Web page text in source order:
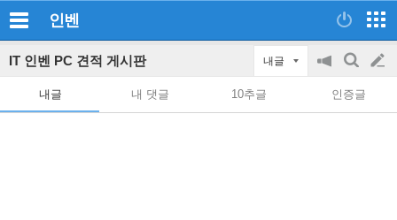
인벤
IT 인벤 PC 견적 게시판 내글
공
on/off
검
색
글
쓰
내글 내 댓글 10추글 인증글